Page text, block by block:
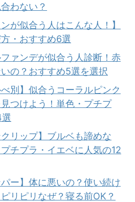
わない？
が似合う人はこんな人！】
・おすすめ6選
ァンデが似合う人診断！赤
の？おすすめ5選を選択
べ別】似合うコーラルピンク
つけよう！単色・プチプ
クリップ】ブルベも諦めな
チプラ・イエベに人気の12
パー】体に悪いの？使い続け
リピリなぜ？寝る前OK？